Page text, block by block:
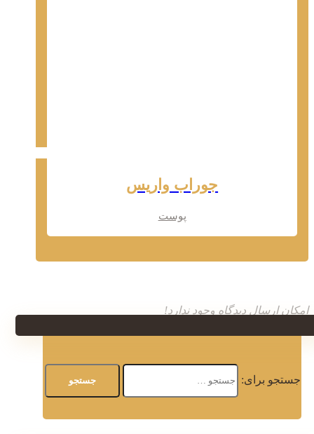
جوراب واریس
پوست
امکان ارسال دیدگاه وجود ندارد!
جستجو برای: